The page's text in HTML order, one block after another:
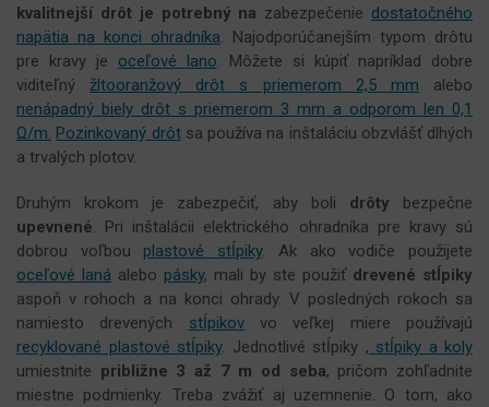
kvalitnejší drôt je potrebný na zabezpečenie dostatočného
napätia na konci ohradníka. Najodporúčanejším typom drôtu
pre kravy je oceľové lano. Môžete si kúpiť napríklad dobre
viditeľnýžltooranžový drôt s priemerom 2,5 mm alebo
nenápadný biely drôt s priemerom 3 mm a odporom len 0,1
Ω/m. Pozinkovaný drôtsa používa na inštaláciu obzvlášť dlhých
a trvalých plotov.
Druhým krokom je zabezpečiť, aby boli drôtybezpečne
upevnené. Pri inštalácii elektrického ohradníka pre kravy sú
dobrou voľbou plastové stĺpiky. Ak ako vodiče použijete
oceľové laná alebo pásky, mali by ste použiť drevené stĺpiky
aspoň v rohoch a na konci ohrady. V posledných rokoch sa
namiesto drevených stĺpikovvo veľkej miere používajú
recyklované plastové stĺpiky. Jednotlivé stĺpiky , stĺpiky a koly
umiestnite približne 3 až 7 m od seba, pričom zohľadnite
miestne podmienky. Treba zvážiť aj uzemnenie. O tom, ako